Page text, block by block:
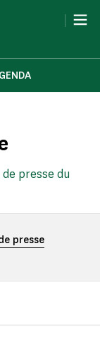
|
presse du
presse